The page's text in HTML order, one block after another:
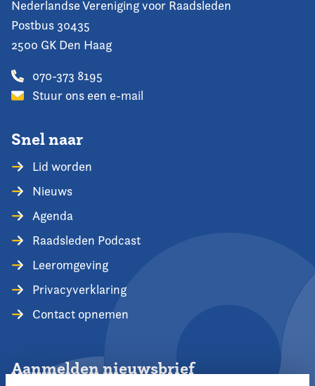
Nederlandse Vereniging voor Raadsleden
Postbus 30435
2500 GK Den Haag
070-373 8195
Stuur ons een e-mail
Snel naar
Lid worden
Nieuws
Agenda
Raadsleden Podcast
Leeromgeving
Privacyverklaring
Contact opnemen
Aanmelden nieuwsbrief